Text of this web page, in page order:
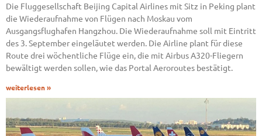
Die Fluggesellschaft Beijing Capital Airlines mit Sitz in Peking plant
die Wiederaufnahme von Flügen nach Moskau vom
Ausgangsflughafen Hangzhou. Die Wiederaufnahme soll mit Eintritt
des 3. September eingeläutet werden. Die Airline plant für diese
Route drei wöchentliche Flüge ein, die mit Airbus A320-Fliegern
bewältigt werden sollen, wie das Portal Aeroroutes bestätigt.
weiterlesen »